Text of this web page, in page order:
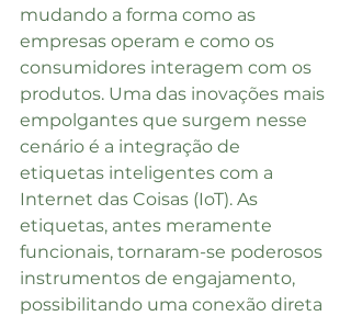
mudando a forma como as
empresas operam e como os
consumidores interagem com os
produtos. Uma das inovações mais
empolgantes que surgem nesse
cenário é a integração de
etiquetas inteligentes com a
Internet das Coisas (IoT). As
etiquetas, antes meramente
funcionais, tornaram-se poderosos
instrumentos de engajamento,
possibilitando uma conexão direta